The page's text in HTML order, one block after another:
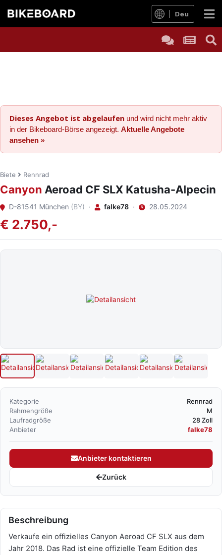
Deu
Dieses Angebot ist abgelaufen und wird nicht mehr aktiv
in der Bikeboard-Börse angezeigt. Aktuelle Angebote
ansehen »
Biete Rennrad
Canyon Aeroad CF SLX Katusha-Alpecin
D-81541 München (BY) · falke78 · 28.05.2024
€ 2.750,-
Kategorie
Rennrad
Rahmengröße
M
Laufradgröße
28 Zoll
Anbieter
falke78
Anbieter kontaktieren
Zurück
Beschreibung
Verkaufe ein offizielles Canyon Aeroad CF SLX aus dem
Jahr 2018. Das Rad ist eine offizielle Team Edition des